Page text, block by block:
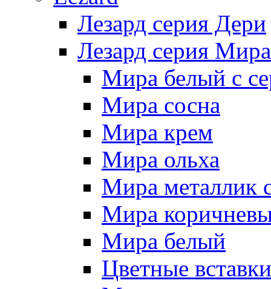
Лезард серия Дери
Лезард серия Мира
Мира белый c
Мира сосна
Мира крем
Мира ольха
Мира металлик
Мира
Мира белый
Цветные вставки